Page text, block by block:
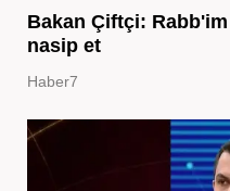
Bakan Çiftçi:
nasip et
Haber7